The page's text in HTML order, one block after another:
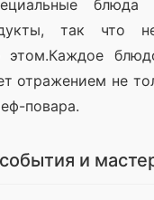
так что не
этом.Каждое
отражением не
повара.
и